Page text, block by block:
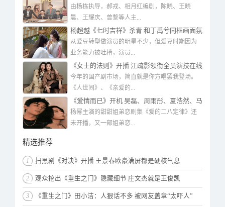
事佬”
由杨栋执导，郝戎、相月红编剧，陈晓、王晓
晨、王耀庆、曾黎等人主...
杨超越《七时吉祥》杀青 和丁禹兮同框画面氛
围感十足
从爱豆转型做演员的明星不少，但爱豆时期因为
业务能力被吐槽，演员...
《女士的法则》开播 江疏影领衔全员演技在线
质量有保证
今年的国产剧市场，简直就是你方唱罢我登场。
《人世间》、《亲爱的...
《爱情而已》开机 吴磊、周雨彤、夏浩然、马
凡丁主演
杨幂主演的甜甜姐弟恋剧集《爱的二八定律》还
未开播，又一部姐弟恋...
精选推荐
1 扫黑剧《对决》开播 王景春欧豪满屏都是硬核气息
2 观众挖出《重生之门》隐藏细节 庄文杰就是王俊凯
3 《重生之门》田小洁：人狠话不多 被网友盖章“太吓人”